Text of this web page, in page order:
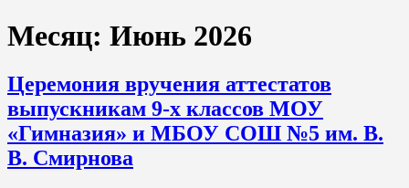
Месяц: Июнь 2026
Церемония вручения аттестатов
выпускникам 9-х классов МОУ
«Гимназия» и МБОУ СОШ №5 им. В.
В. Смирнова